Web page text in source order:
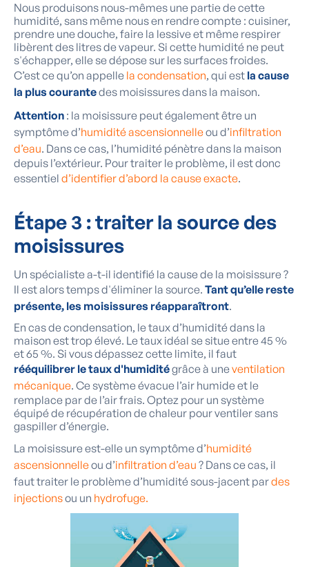
Nous produisons nous-mêmes une partie de cette
humidité, sans même nous en rendre compte : cuisiner,
prendre une douche, faire la lessive et même respirer
libèrent des litres de vapeur. Si cette humidité ne peut
s'échapper, elle se dépose sur les surfaces froides.
C’est ce qu’on appelle la condensation, qui est la cause
la plus courantedes moisissures dans la maison.
Attention : la moisissure peut également être un
symptôme d’humidité ascensionnelleou d’infiltration
d’eau. Dans ce cas, l’humidité pénètre dans la maison
depuis l’extérieur. Pour traiter le problème, il est donc
essentiel d’identifier d’abord la cause exacte.
Étape 3 : traiter la source des
moisissures
Un spécialiste a-t-il identifié la cause de la moisissure ?
Il est alors temps d'éliminer la source. Tant qu’elle reste
présente, les moisissures réapparaîtront.
En cas de condensation, le taux d’humidité dans la
maison est trop élevé. Le taux idéal se situe entre 45 %
et 65 %. Si vous dépassez cette limite, il faut
rééquilibrer le taux d'humiditégrâce à uneventilation
mécanique. Ce système évacue l’air humide et le
remplace par de l’air frais. Optez pour un système
équipé de récupération de chaleur pour ventiler sans
gaspiller d’énergie.
La moisissure est-elle un symptôme d’humidité
ascensionnelleou d’infiltration d’eau ? Dans ce cas, il
faut traiter le problème d’humidité sous-jacent pardes
injectionsou un hydrofuge.